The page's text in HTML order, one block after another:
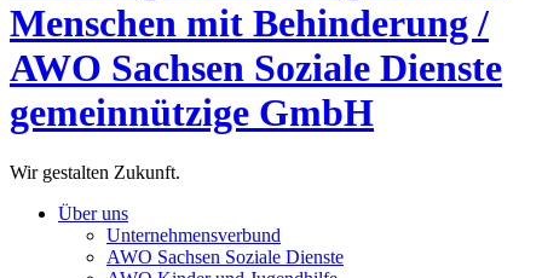
Menschen mit Behinderung /
AWO Sachsen Soziale Dienste
gemeinnützige GmbH
Wir gestalten Zukunft.
Über uns
Unternehmensverbund
AWO Sachsen Soziale Dienste